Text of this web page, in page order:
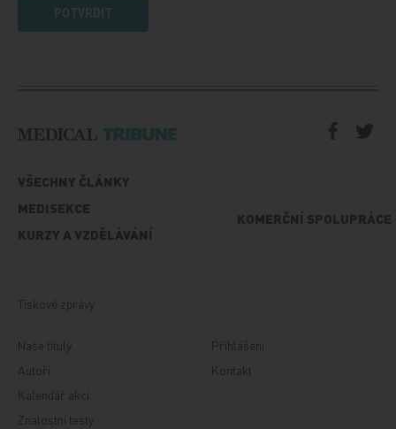
POTVRDIT
VŠECHNY ČLÁNKY
MEDISEKCE
KURZY A VZDĚLÁVÁNÍ
KOMERČNÍ SPOLUPRÁCE
Tiskové zprávy
Naše tituly
Autoři
Kalendář akcí
Znalostní testy
Přihlášení
Kontakt